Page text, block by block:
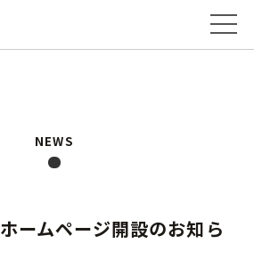
ームページ開設のお知ら
NEWS